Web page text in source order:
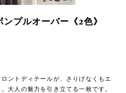
プルオーバー《2色》
ントディテールが、さりげなくもエ
大人の魅力を引き立てる一枚です。